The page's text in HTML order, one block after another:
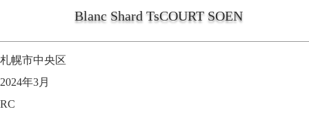
Blanc Shard TsCOURT SOEN
札幌市中央区
2024年3月
RC